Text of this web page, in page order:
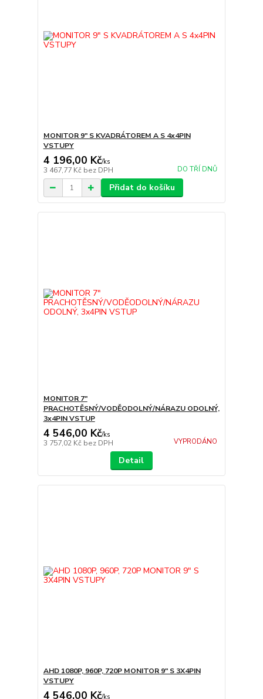
MONITOR 9" S KVADRÁTOREM A S 4x4PIN
VSTUPY
4 196,00 Kč/ks
3 467,77 Kč bez DPH DO TŘÍ DNŮ
Přidat do košíku
MONITOR 7"
PRACHOTĚSNÝ/VODĚODOLNÝ/NÁRAZU ODOLNÝ,
3x4PIN VSTUP
4 546,00 Kč/ks
3 757,02 Kč bez DPH VYPRODÁNO
Detail
AHD 1080P, 960P, 720P MONITOR 9" S 3X4PIN
VSTUPY
4 546,00 Kč/ks